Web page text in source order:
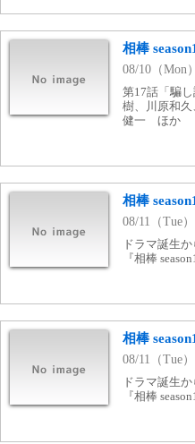
相棒
08/10（Mon
第17話「騙
樹、川原和
健一 ほか
相棒
08/11（Tue
ドラマ誕生
『相棒
相棒
08/11（Tue
ドラマ誕生
『相棒